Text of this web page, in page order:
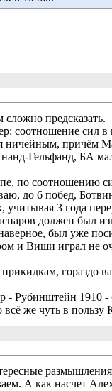
предсказать.
соотношение сил в
ничейным, причём
Гельфанд, БА
по соотношению
до 6 побед,
учитывая 3 года
должен был
был уже
и Виши играл не
гораздо
- Рубинштейн 1910
же чуть в пользу
А как насчет